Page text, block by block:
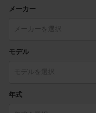
メーカー
モデル
年式